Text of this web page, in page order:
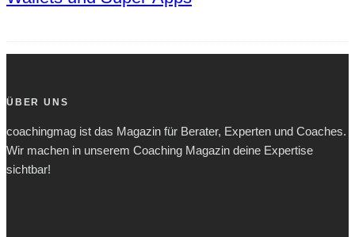
ÜBER UNS
coachingmag ist das Magazin für Berater, Experten und Coaches.
Wir machen in unserem Coaching Magazin deine Expertise
sichtbar!